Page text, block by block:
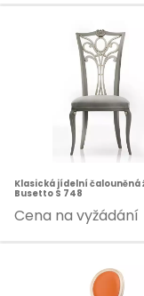
Klasická jídelní čalouněná
Busetto S 748
Cena na vyžádání